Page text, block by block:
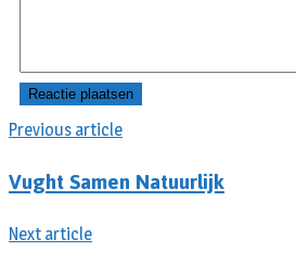
Previous article
Vught Samen Natuurlijk
Next article